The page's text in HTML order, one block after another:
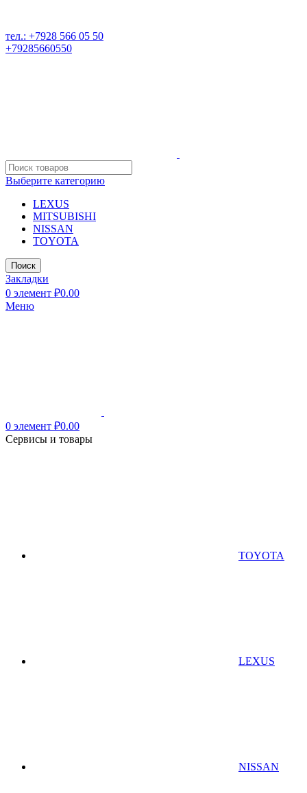
тел.: +7928 566 05 50
+79285660550
Выберите категорию
LEXUS
MITSUBISHI
NISSAN
TOYOTA
Поиск
Закладки
0 элемент ₽0.00
Меню
0 элемент ₽0.00
Сервисы и товары
TOYOTA
LEXUS
NISSAN